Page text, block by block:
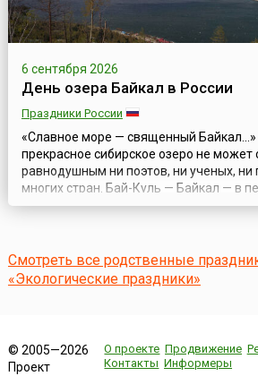
6 сентября 2026
День озера Байкал в России
Праздники России
«Славное море — священный
прекрасное сибирское озеро не может
равнодушным ни поэтов, ни ученых, ни
многих стран. Бай-Куль — Байкал — в
«богатое озеро». В целях усиления
озера в 1999 году был учр...
Смотреть все родственные
«Экологические праздники»
© 2005—2026
Проект
О проекте Продвижение
Контакты Информеры